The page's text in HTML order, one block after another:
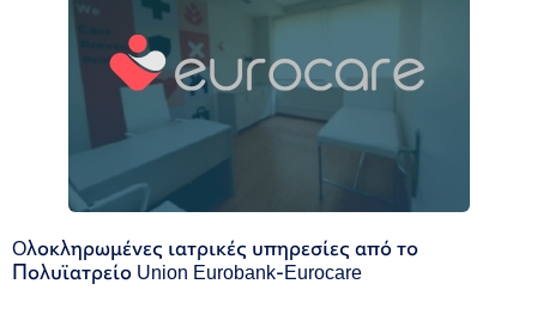
Oλοκληρωμένες ιατρικές υπηρεσίες από το
Πολυϊατρείο Union Eurobank-Eurocare